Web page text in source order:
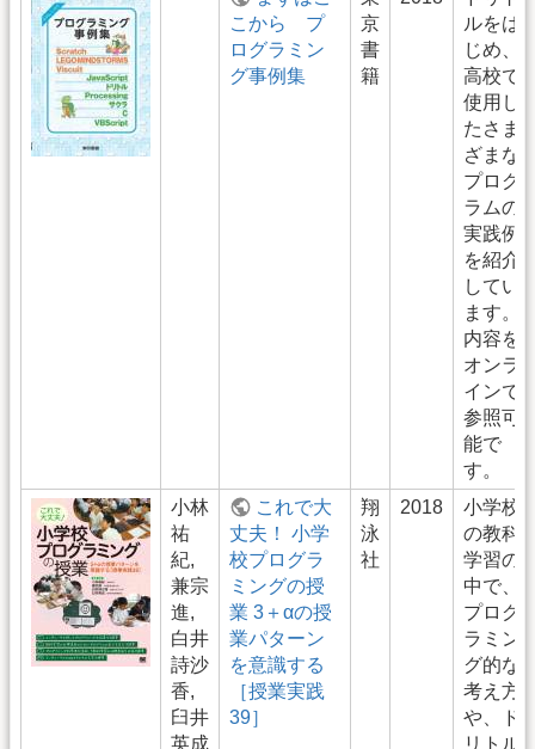
こから プ
ログラミン
グ事例集
京
書
籍
ルをは
じめ、
高校で
使用し
たさま
ざまな
プログ
ラムの
実践例
を紹介
してい
ます。
内容を
オンラ
インで
参照可
能で
す。
小林
祐
紀,
兼宗
進,
白井
詩沙
香,‎
臼井
英成
これで大
丈夫！ 小学
校プログラ
ミングの授
業 3＋αの授
業パターン
を意識する
［授業実践
39］
翔
泳
社
2018
小学校
の教科
学習の
中で、
プログ
ラミン
グ的な
考え方
や、ド
リトル